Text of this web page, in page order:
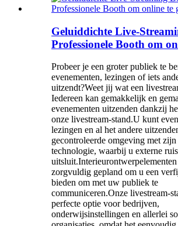
Geluiddichte Live-
Professionele Booth om
Probeer je een groter publiek te
evenementen, lezingen of iets
uitzendt?Weet jij wat een
Iedereen kan gemakkelijk en
evenementen uitzenden dankzij
onze livestream-stand.U kunt
lezingen en al het andere
gecontroleerde omgeving met
technologie, waarbij u externe
zorgvuldig gepland om u een
bieden om met uw publiek te
communiceren.Onze livestream-
perfecte optie voor bedrijven,
onderwijsinstellingen en allerlei